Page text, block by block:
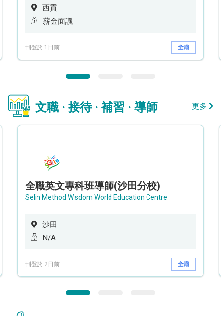
西貢
薪金面議
刊登於 1日前 全職
文職 · 接待 · 補習 · 導師 更多
全職英文專科班導師(沙田分校)
Selin Method Wisdom World Education Centre
沙田
N/A
刊登於 2日前 全職